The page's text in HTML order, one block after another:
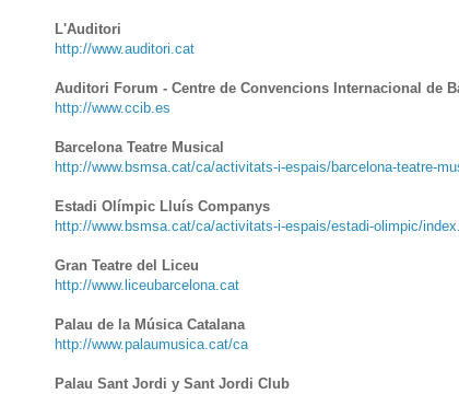
L'Auditori
http://www.auditori.cat
Auditori Forum - Centre de Convencions Internacional de
http://www.ccib.es
Barcelona Teatre Musical
http://www.bsmsa.cat/ca/activitats-i-espais/barcelona-teatre-
Estadi Olímpic Lluís Companys
http://www.bsmsa.cat/ca/activitats-i-espais/estadi-olimpic/
Gran Teatre del Liceu
http://www.liceubarcelona.cat
Palau de la Música Catalana
http://www.palaumusica.cat/ca
Palau Sant Jordi y Sant Jordi Club